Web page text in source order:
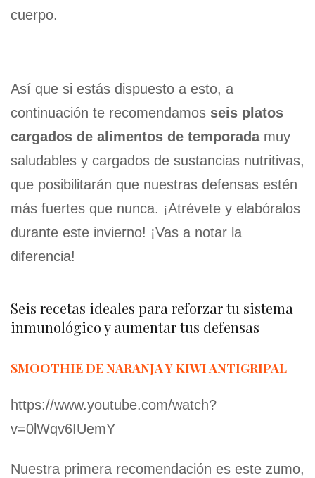
cuerpo.
Así que si estás dispuesto a esto, a
continuación te recomendamos seis platos
cargados de alimentos de temporadamuy
saludables y cargados de sustancias nutritivas,
que posibilitarán que nuestras defensas estén
más fuertes que nunca. ¡Atrévete y elabóralos
durante este invierno! ¡Vas a notar la
diferencia!
Seis recetas ideales para reforzar tu sistema
inmunológico y aumentar tus defensas
SMOOTHIE DE NARANJA Y KIWI ANTIGRIPAL
https://www.youtube.com/watch?
v=0lWqv6IUemY
Nuestra primera recomendación es este zumo,